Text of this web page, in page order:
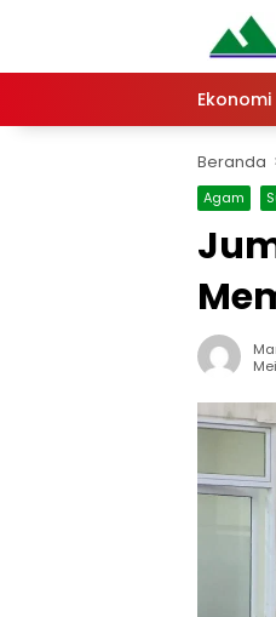
Ekonomi
Beranda
Agam